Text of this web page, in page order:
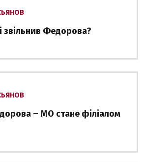
звільнив Федорова?
– МО стане філіалом